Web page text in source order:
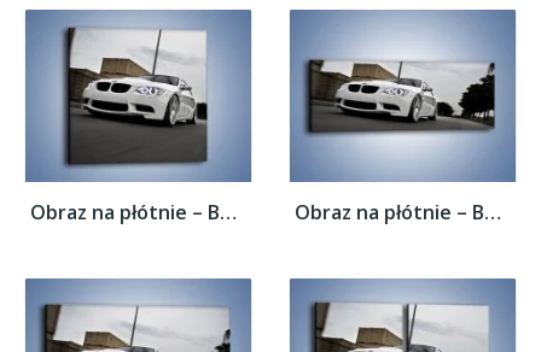
Obraz na płótnie – BMW M3 E92 Tuning –... Obraz na płótnie – BMW M3 E92 Tuning –...